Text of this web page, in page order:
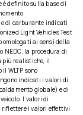
è definito sulla base di
di carburante indicati
Light Vehicles Test
omologati ai sensi della
NEDC, la procedura di
più realistiche, il
WLTP sono
indicati i valori di
globale) e di
I valori di
riflettere i valori effettivi